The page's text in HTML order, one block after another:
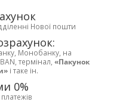
Нової пошти
Монобанку, на
термінал, «Пакунок
і таке ін.
0%